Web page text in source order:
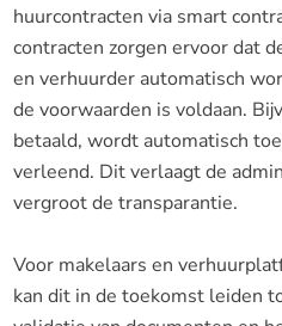
huurcontracten via smart
contracten zorgen ervoor dat
en verhuurder automatisch
de voorwaarden is voldaan.
betaald, wordt automatisch
verleend. Dit verlaagt de
vergroot de transparantie.
Voor makelaars en
kan dit in de toekomst leiden